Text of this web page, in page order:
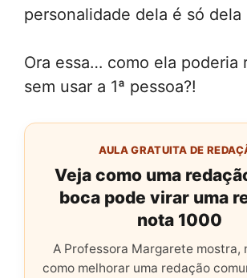
personalidade dela é só dela
Ora essa… como ela poderia
sem usar a 1ª pessoa?!
AULA GRATUITA DE
Veja como uma
boca pode virar uma
nota 1000
A Professora Margarete mostra,
como melhorar uma redação